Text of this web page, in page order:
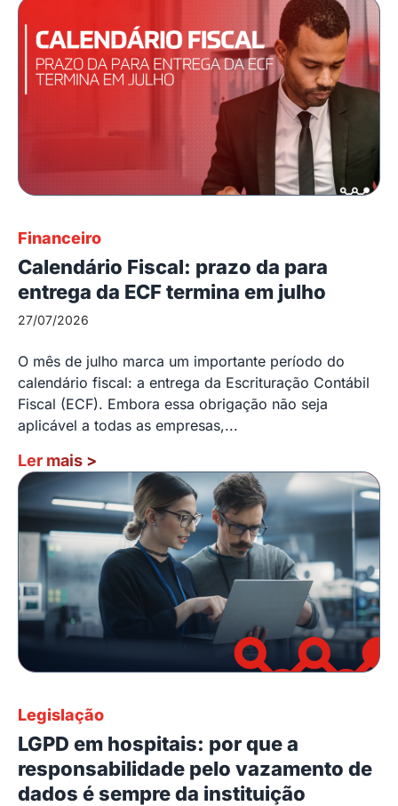
Financeiro
Calendário Fiscal: prazo da para
entrega da ECF termina em julho
27/07/2026
O mês de julho marca um importante período do
calendário fiscal: a entrega da Escrituração Contábil
Fiscal (ECF). Embora essa obrigação não seja
aplicável a todas as empresas,...
Ler mais >
Legislação
LGPD em hospitais: por que a
responsabilidade pelo vazamento de
dados é sempre da instituição